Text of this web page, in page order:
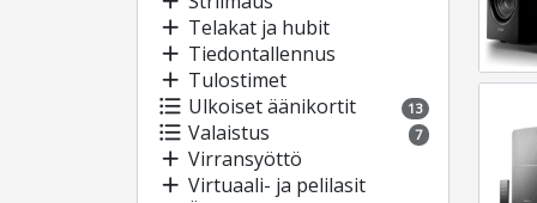
add Telakat ja hubit
add Tiedontallennus
add Tulostimet
format_list_bulleted Ulkoiset äänikortit 13
format_list_bulleted Valaistus 7
add Virransyöttö
add Virtuaali- ja pelilasit